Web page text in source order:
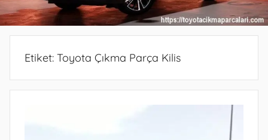
Etiket: Toyota Çıkma Parça Kilis